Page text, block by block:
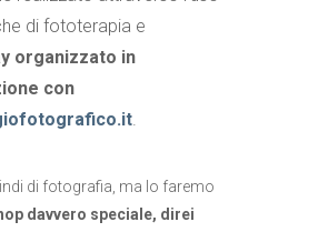
di fototerapia e
organizzato in
con
.
di fotografia, ma lo faremo
davvero speciale, direi